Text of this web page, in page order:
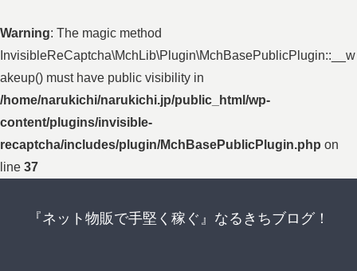
Warning: The magic method
InvisibleReCaptcha\MchLib\Plugin\MchBasePublicPlugin::__w
akeup() must have public visibility in
/home/narukichi/narukichi.jp/public_html/wp-
content/plugins/invisible-
recaptcha/includes/plugin/MchBasePublicPlugin.php on
line 37
『ネット物販で手堅く稼ぐ』なるきちブログ！